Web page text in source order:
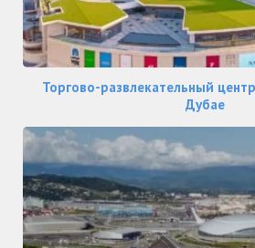
Торгово-развлекательный
Дубае